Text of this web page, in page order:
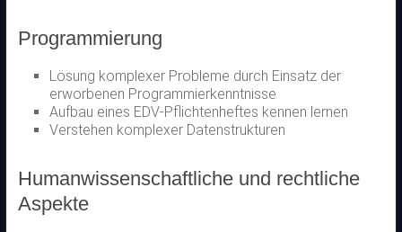
Programmierung
Lösung komplexer Probleme durch Einsatz der
erworbenen Programmierkenntnisse
Aufbau eines EDV-Pflichtenheftes kennen lernen
Verstehen komplexer Datenstrukturen
Humanwissenschaftliche und rechtliche
Aspekte